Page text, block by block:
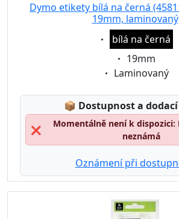
Dymo etikety bílá na černá
19mm, laminovaný
Eigenschaft:
bílá na černá
Eigenschaft:
19mm
Eigenschaft:
Laminovaný
📦 Lagerstatus:
Dostupnost a
❌
Momentálně není k dispozici:
neznámá
Oznámení při